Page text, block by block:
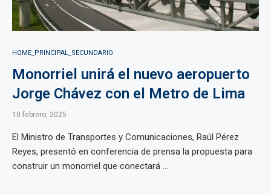
HOME_PRINCIPAL_SECUNDARIO
Monorriel unirá el nuevo aeropuerto
Jorge Chávez con el Metro de Lima
10 febrero, 2025
El Ministro de Transportes y Comunicaciones, Raúl Pérez
Reyes, presentó en conferencia de prensa la propuesta para
construir un monorriel que conectará ...